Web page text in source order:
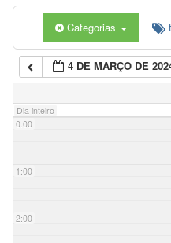
Categorias
4 DE MARÇO DE
Dia inteiro
0:00
1:00
2:00